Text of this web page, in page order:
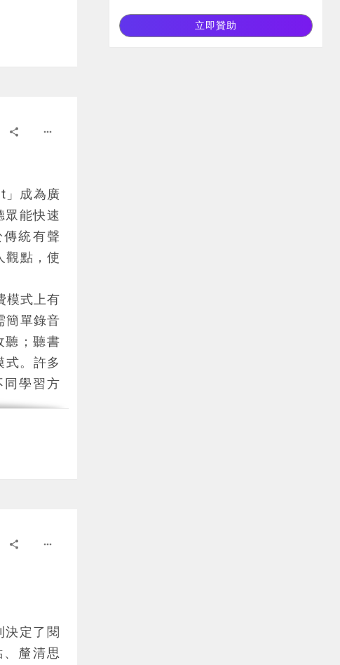
要求閱
自己的
了輔助
外力來
，應調整
閱讀多本
不無缺
常讓人
手，如
握基礎閱
如何，
法，為
share more_horiz
」成為廣
眾能快速
統有聲
觀點，使
模式上有
簡單錄音
聽；聽書
式。許多
同學習方
為單人
識密度
？》、
Studi
決定。
書》、
、《醉後
share more_horiz
決定了閱
釐清思
立即贊助